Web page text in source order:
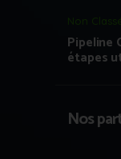
Non
Pipeline
étapes
Nos